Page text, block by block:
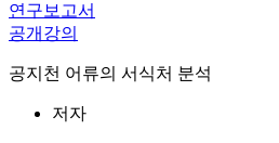
연구보고서
공개강의
공지천 어류의 서식처 분석
저자